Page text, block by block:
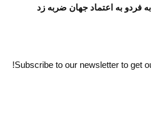
فردو به اعتماد جهان ضربه زد
Subscribe to our newsletter to get